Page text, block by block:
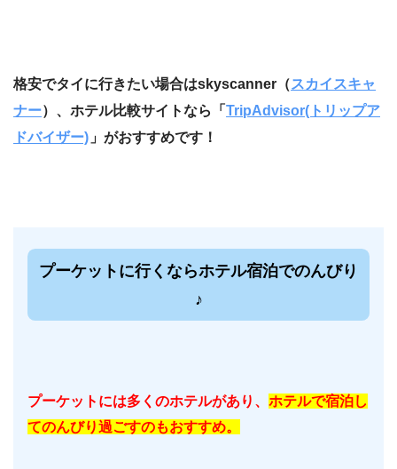
格安でタイに行きたい場合はskyscanner（スカイスキャ
ナー）、ホテル比較サイトなら「 TripAdvisor(トリップア
ドバイザー) 」がおすすめです！
プーケットに行くならホテル宿泊でのんびり
♪
プーケットには多くのホテルがあり、 ホテルで宿泊し
てのんびり過ごすのもおすすめ。